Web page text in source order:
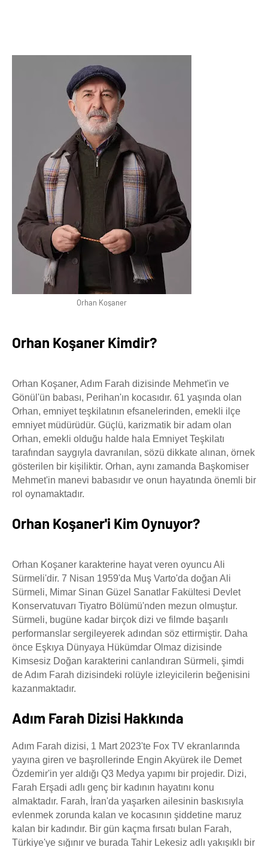
Orhan Koşaner
Orhan Koşaner Kimdir?
Orhan Koşaner, Adım Farah dizisinde Mehmet'in ve
Gönül'ün babası, Perihan'ın kocasıdır. 61 yaşında olan
Orhan, emniyet teşkilatının efsanelerinden, emekli ilçe
emniyet müdürüdür. Güçlü, karizmatik bir adam olan
Orhan, emekli olduğu halde hala Emniyet Teşkilatı
tarafından saygıyla davranılan, sözü dikkate alınan, örnek
gösterilen bir kişiliktir. Orhan, aynı zamanda Başkomiser
Mehmet'in manevi babasıdır ve onun hayatında önemli bir
rol oynamaktadır.
Orhan Koşaner'i Kim Oynuyor?
Orhan Koşaner karakterine hayat veren oyuncu Ali
Sürmeli'dir. 7 Nisan 1959'da Muş Varto'da doğan Ali
Sürmeli, Mimar Sinan Güzel Sanatlar Fakültesi Devlet
Konservatuvarı Tiyatro Bölümü'nden mezun olmuştur.
Sürmeli, bugüne kadar birçok dizi ve filmde başarılı
performanslar sergileyerek adından söz ettirmiştir. Daha
önce Eşkıya Dünyaya Hükümdar Olmaz dizisinde
Kimsesiz Doğan karakterini canlandıran Sürmeli, şimdi
de Adım Farah dizisindeki rolüyle izleyicilerin beğenisini
kazanmaktadır.
Adım Farah Dizisi Hakkında
Adım Farah dizisi, 1 Mart 2023'te Fox TV ekranlarında
yayına giren ve başrollerinde Engin Akyürek ile Demet
Özdemir'in yer aldığı Q3 Medya yapımı bir projedir. Dizi,
Farah Erşadi adlı genç bir kadının hayatını konu
almaktadır. Farah, İran'da yaşarken ailesinin baskısıyla
evlenmek zorunda kalan ve kocasının şiddetine maruz
kalan bir kadındır. Bir gün kaçma fırsatı bulan Farah,
Türkiye'ye sığınır ve burada Tahir Lekesiz adlı yakışıklı bir